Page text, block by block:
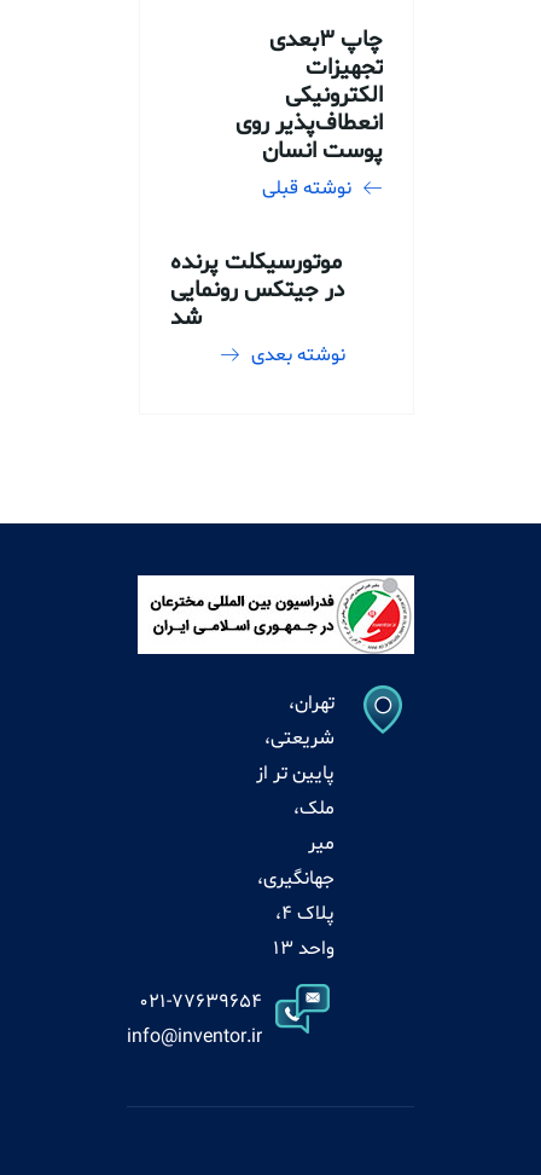
چاپ ۳بعدی
تجهیزات
الکترونیکی
انعطاف‌پذیر روی
پوست انسان
نوشته قبلی
موتورسیکلت پرنده
در جیتکس رونمایی
شد
نوشته بعدی
تهران،
شریعتی،
پایین تر از
ملک،
میر
جهانگیری،
پلاک 4،
واحد 13
021-77639654
info@inventor.ir